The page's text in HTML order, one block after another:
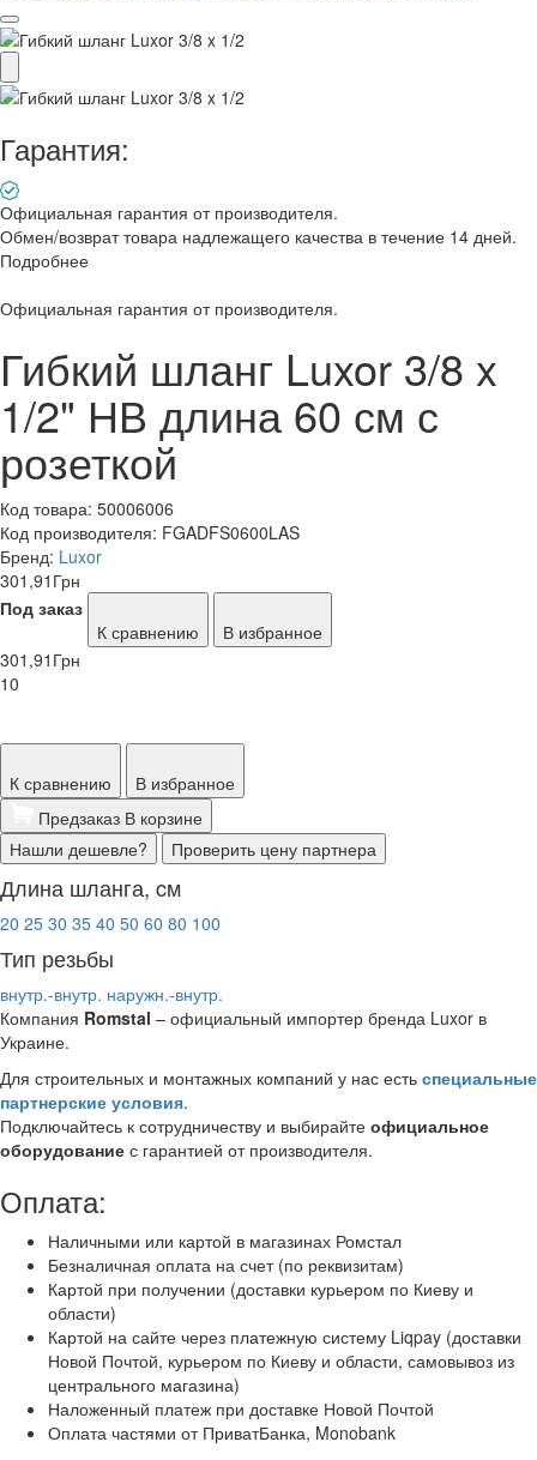
Гарантия:
Официальная гарантия от производителя.
Обмен/возврат товара надлежащего качества в течение 14 дней.
Подробнее
Официальная гарантия от производителя.
Гибкий шланг Luxor 3/8 x
1/2" НВ длина 60 см с
розеткой
Код товара: 50006006
Код производителя: FGADFS0600LAS
Бренд: Luxor
301,91 Грн
Под заказ
К сравнению
В избранное
301,91 Грн
10
К сравнению
В избранное
Предзаказ В корзине
Нашли дешевле?
Проверить цену партнера
Длина шланга, cм
20 25 30 35 40 50 60 80 100
Тип резьбы
внутр.-внутр. наружн.-внутр.
Компания Romstal – официальный импортер бренда Luxor в
Украине.
Для строительных и монтажных компаний у нас есть специальные
партнерские условия.
Подключайтесь к сотрудничеству и выбирайте официальное
оборудование с гарантией от производителя.
Оплата:
Наличными или картой в магазинах Ромстал
Безналичная оплата на счет (по реквизитам)
Картой при получении (доставки курьером по Киеву и
области)
Картой на сайте через платежную систему Liqpay (доставки
Новой Почтой, курьером по Киеву и области, самовывоз из
центрального магазина)
Наложенный платеж при доставке Новой Почтой
Оплата частями от ПриватБанка, Monobank